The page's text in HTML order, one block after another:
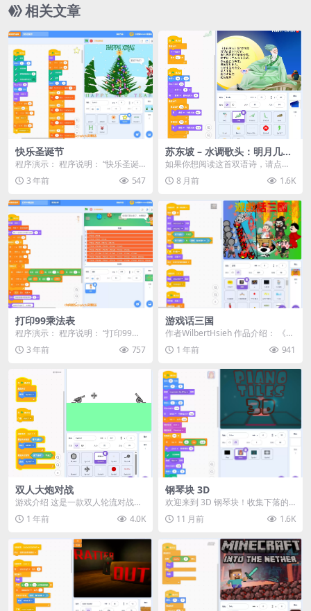
相关文章
快乐圣诞节
程序演示： 程序说明： “快乐圣诞
节”是一个基于Scratch编程平台的
圣诞主题...
3 年前 547
苏东坡 – 水调歌头：明月几时
有
如果你想阅读这首双语诗，请点击
右上角的标签。 点击“X”按钮关闭。
背景音乐《古...
8 月前 1.6K
打印99乘法表
程序演示： 程序说明： “打印99乘
法表”是一个基于Scratch编程平台
的程序...
3 年前 757
游戏话三国
作者WilbertHsieh 作品介绍： 《游
戏话三国》是一款结合动画与游戏
的创...1 年前 941
​​双人大炮对战​
游戏介绍 这是一款双人轮流对战游
戏！玩家需要轮流调整炮弹的威力
和角度，看准时机点...
1 年前 4.0K
钢琴块 3D
欢迎来到 3D 钢琴块！收集下落的
危险方块，同时随着音乐舞动吧。
本作品使用 3D...
11 月前 1.6K